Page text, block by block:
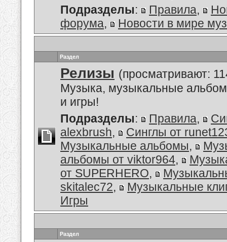
Подразделы: Правила,
форума, Новости в мире
Раздел
Релизы (просматривают:
Музыка, музыкальные
и игры!
Подразделы: Правила,
alexbrush,
Синглы от
Музыкальные альбомы,
альбомы от viktor964,
от SUPERHERO,
skitalec72,
Музыкальные
Игры
Раздел